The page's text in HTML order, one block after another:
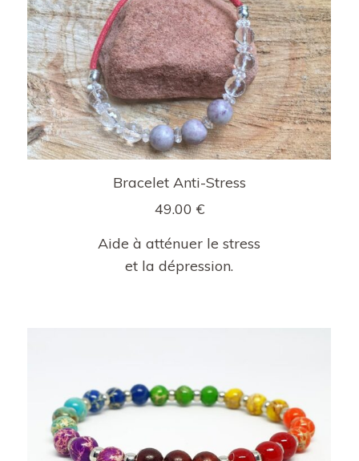
Bracelet Anti-Stress
49.00 €
Aide à atténuer le stress
et la dépression.